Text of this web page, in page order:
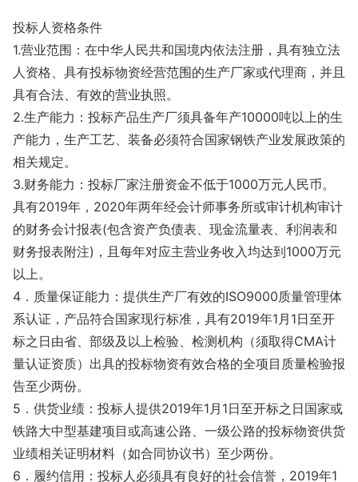
投标人资格条件
1.营业范围：在中华人民共和国境内依法注册，具有独立法
人资格、具有投标物资经营范围的生产厂家或代理商，并且
具有合法、有效的营业执照。
2.生产能力：投标产品生产厂须具备年产10000吨以上的生
产能力，生产工艺、装备必须符合国家钢铁产业发展政策的
相关规定。
3.财务能力：投标厂家注册资金不低于1000万元人民币。
具有2019年，2020年两年经会计师事务所或审计机构审计
的财务会计报表(包含资产负债表、现金流量表、利润表和
财务报表附注)，且每年对应主营业务收入均达到1000万元
以上。
4．质量保证能力：提供生产厂有效的ISO9000质量管理体
系认证，产品符合国家现行标准，具有2019年1月1日至开
标之日由省、部级及以上检验、检测机构（须取得CMA计
量认证资质）出具的投标物资有效合格的全项目质量检验报
告至少两份。
5．供货业绩：投标人提供2019年1月1日至开标之日国家或
铁路大中型基建项目或高速公路、一级公路的投标物资供货
业绩相关证明材料（如合同协议书）至少两份。
6．履约信用：投标人必须具有良好的社会信誉，2019年1